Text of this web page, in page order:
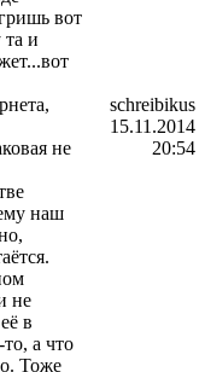
вот
и
не
наш
не
в
а что
Тоже
schreibikus
15.11.2014
20:54